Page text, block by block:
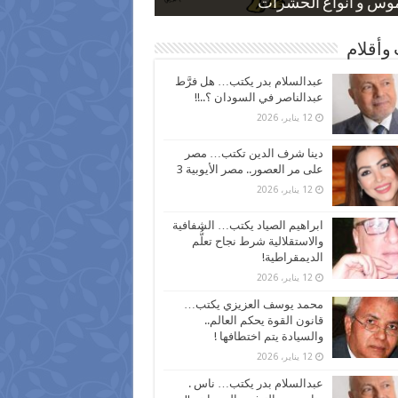
و أنواع الحشرات
بعد ارتفاع الأسعار
نسبة الطلاق في مصر
كاركاتيرية
كاركاتيرية
وأقلام
عبدالسلام بدر يكتب… هل فرَّط
عبدالناصر في السودان ؟..!!
12 يناير، 2026
دينا شرف الدين تكتب… مصر
على مر العصور.. مصر الأيوبية 3
12 يناير، 2026
ابراهيم الصياد يكتب… الشفافية
والاستقلالية شرط نجاح تعلُّم
الديمقراطية!
12 يناير، 2026
محمد يوسف العزيزي يكتب…
قانون القوة يحكم العالم..
والسيادة يتم اختطافها !
12 يناير، 2026
عبدالسلام بدر يكتب… ناس .